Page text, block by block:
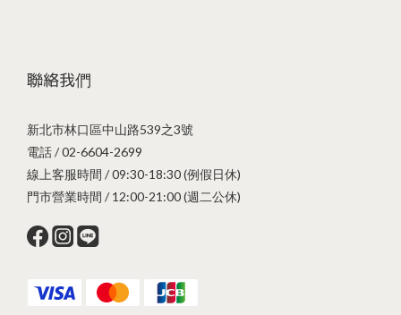
聯絡我們
新北市林口區中山路539之3號
電話 / 02-6604-2699
線上客服時間 / 09:30-18:30 (例假日休)
門市營業時間 / 12:00-21:00 (週二公休)